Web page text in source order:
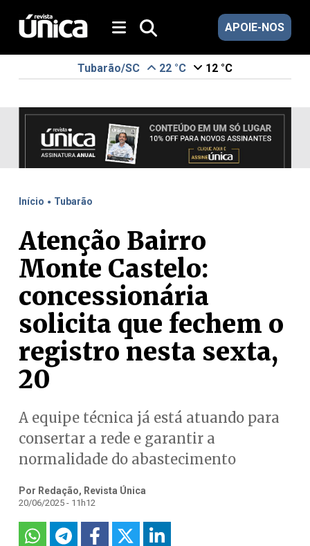
APOIE-NOS
Tubarão/SC 22 °C 12 °C
Início . Tubarão
Atenção Bairro
Monte Castelo:
concessionária
solicita que fechem o
registro nesta sexta,
20
A equipe técnica já está atuando para
consertar a rede e garantir a
normalidade do abastecimento
Por Redação, Revista Única
20/06/2025 - 11h12